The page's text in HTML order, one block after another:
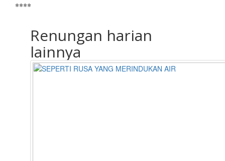
****
Renungan harian
lainnya